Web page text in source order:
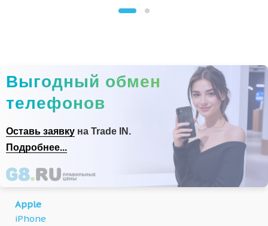
Выгодный обмен
телефонов
Оставь заявку на Trade IN.
Подробнее...
Apple
iPhone